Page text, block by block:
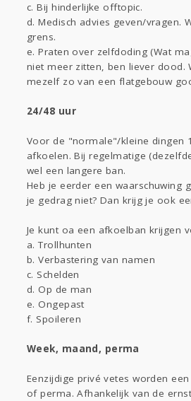
c. Bij hinderlijke offtopic.
d. Medisch advies geven/vragen.
grens.
e. Praten over zelfdoding (Wat
niet meer zitten, ben liever dood.
mezelf zo van een flatgebouw
24/48 uur
Voor de "normale"/kleine dingen
afkoelen. Bij regelmatige
wel een langere ban.
Heb je eerder een waarschuwing
je gedrag niet? Dan krijg je ook
Je kunt oa een afkoelban krijgen
a. Trollhunten
b. Verbastering van namen
c. Schelden
d. Op de man
e. Ongepast
f. Spoileren
Week, maand, perma
Eenzijdige privé vetes worden
of perma. Afhankelijk van de